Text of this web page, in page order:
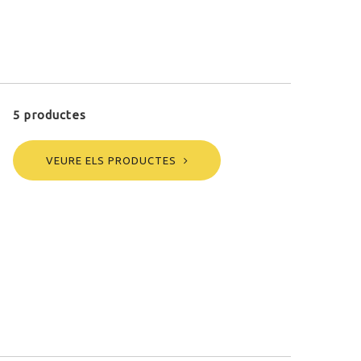
5 productes
VEURE ELS PRODUCTES